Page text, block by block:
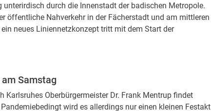
durch die Innenstadt der badischen Metropole.
öffentliche Nahverkehr in der Fächerstadt und am mittleren
neues Liniennetzkonzept tritt mit dem Start der
Samstag
Karlsruhes Oberbürgermeister Dr. Frank Mentrup findet
wird es allerdings nur einen kleinen Festakt